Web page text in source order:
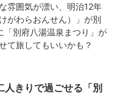
雰囲気が漂い、明治12年
がわらおんせん）」が別
「別府八湯温泉まつり」が
て旅してもいいかも？
人きりで過ごせる「別